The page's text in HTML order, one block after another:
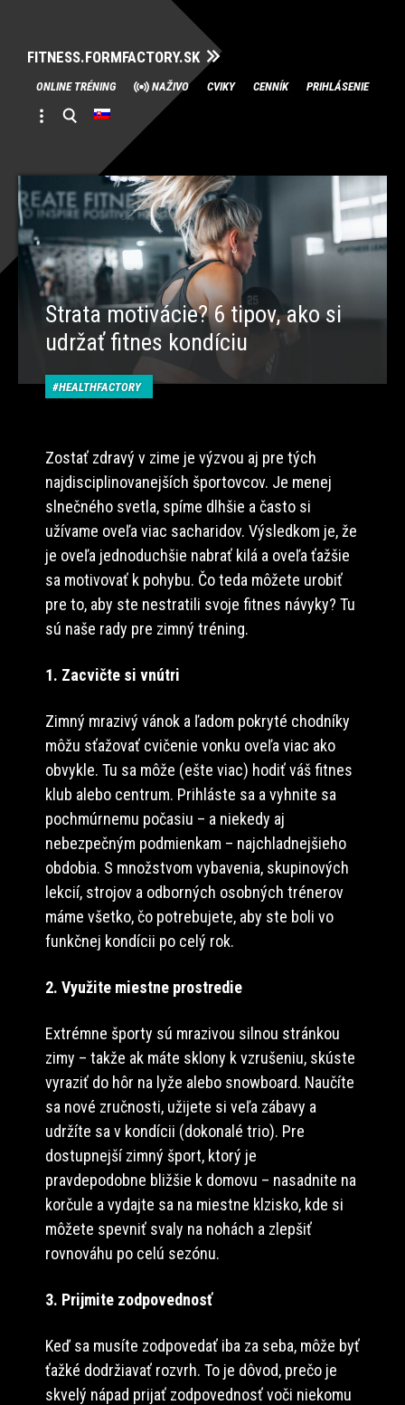
FITNESS.FORMFACTORY.SK
Skip
to
content
ONLINE TRÉNING NAŽIVO CVIKY CENNÍK PRIHLÁSENIE
Strata motivácie? 6 tipov, ako si
udržať fitnes kondíciu
HEALTHFACTORY
Zostať zdravý v zime je výzvou aj pre tých
najdisciplinovanejších športovcov. Je menej
slnečného svetla, spíme dlhšie a často si
užívame oveľa viac sacharidov. Výsledkom je, že
je oveľa jednoduchšie nabrať kilá a oveľa ťažšie
sa motivovať k pohybu. Čo teda môžete urobiť
pre to, aby ste nestratili svoje fitnes návyky? Tu
sú naše rady pre zimný tréning.
1. Zacvičte si vnútri
Zimný mrazivý vánok a ľadom pokryté chodníky
môžu sťažovať cvičenie vonku oveľa viac ako
obvykle. Tu sa môže (ešte viac) hodiť váš fitnes
klub alebo centrum. Prihláste sa a vyhnite sa
pochmúrnemu počasiu – a niekedy aj
nebezpečným podmienkam – najchladnejšieho
obdobia. S množstvom vybavenia, skupinových
lekcií, strojov a odborných osobných trénerov
máme všetko, čo potrebujete, aby ste boli vo
funkčnej kondícii po celý rok.
2. Využite miestne prostredie
Extrémne športy sú mrazivou silnou stránkou
zimy – takže ak máte sklony k vzrušeniu, skúste
vyraziť do hôr na lyže alebo snowboard. Naučíte
sa nové zručnosti, užijete si veľa zábavy a
udržíte sa v kondícii (dokonalé trio). Pre
dostupnejší zimný šport, ktorý je
pravdepodobne bližšie k domovu – nasadnite na
korčule a vydajte sa na miestne klzisko, kde si
môžete spevniť svaly na nohách a zlepšiť
rovnováhu po celú sezónu.
3. Prijmite zodpovednosť
Keď sa musíte zodpovedať iba za seba, môže byť
ťažké dodržiavať rozvrh. To je dôvod, prečo je
skvelý nápad prijať zodpovednosť voči niekomu